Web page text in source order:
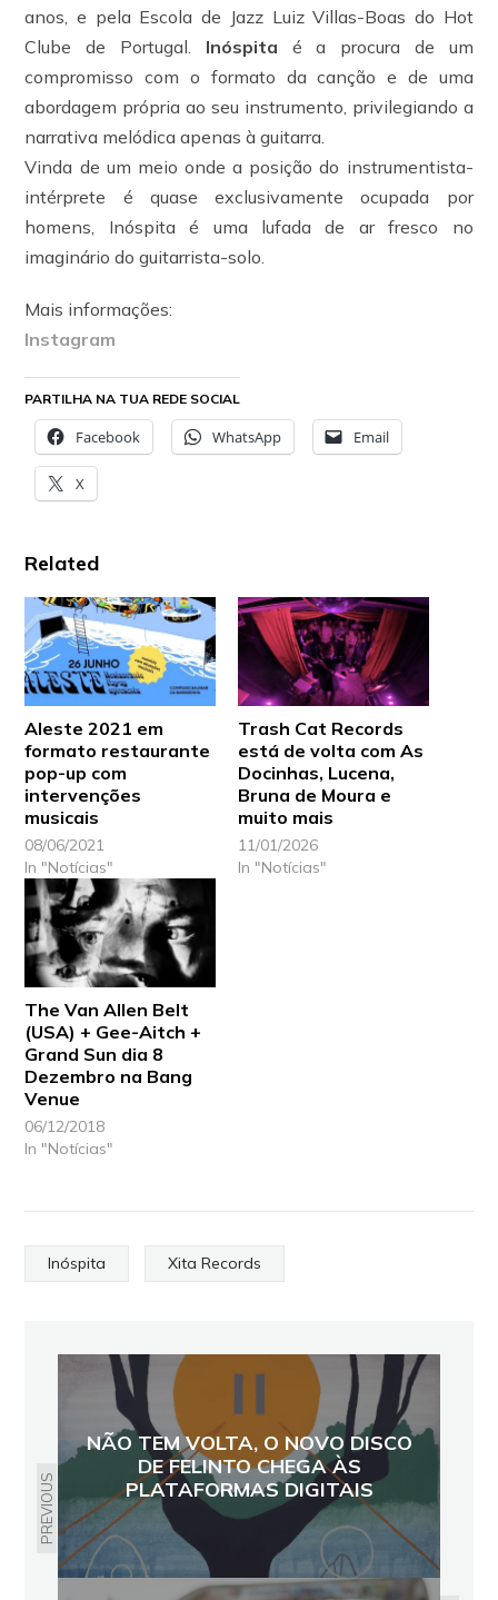
anos, e pela Escola de Jazz Luiz Villas-Boas do Hot
Clube de Portugal. Inóspita é a procura de um
compromisso com o formato da canção e de uma
abordagem própria ao seu instrumento, privilegiando a
narrativa melódica apenas à guitarra.
Vinda de um meio onde a posição do instrumentista-
intérprete é quase exclusivamente ocupada por
homens, Inóspita é uma lufada de ar fresco no
imaginário do guitarrista-solo.
Mais informações:
Instagram
PARTILHA NA TUA REDE SOCIAL
Facebook WhatsApp Email
X
Related
Aleste 2021 em
formato restaurante
pop-up com
intervenções
musicais
08/06/2021
In "Notícias"
Trash Cat Records
está de volta com As
Docinhas, Lucena,
Bruna de Moura e
muito mais
11/01/2026
In "Notícias"
The Van Allen Belt
(USA) + Gee-Aitch +
Grand Sun dia 8
Dezembro na Bang
Venue
06/12/2018
In "Notícias"
Inóspita Xita Records
PREVIOUS
NÃO TEM VOLTA, O NOVO DISCO
DE FELINTO CHEGA ÀS
PLATAFORMAS DIGITAIS